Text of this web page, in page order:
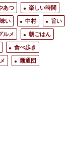
あつ
楽しい時間
い 中村
旨い
ルメ
朝ごはん
食べ歩き
麺通団